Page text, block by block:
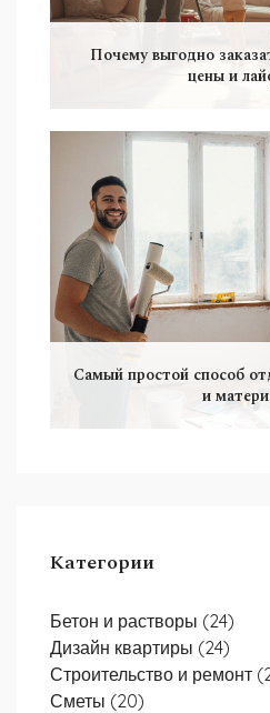
Почему выгодно
цены и
Самый простой способ
и
Категории
Бетон и растворы (24)
Дизайн квартиры (24)
Строительство и ремонт
Сметы (20)